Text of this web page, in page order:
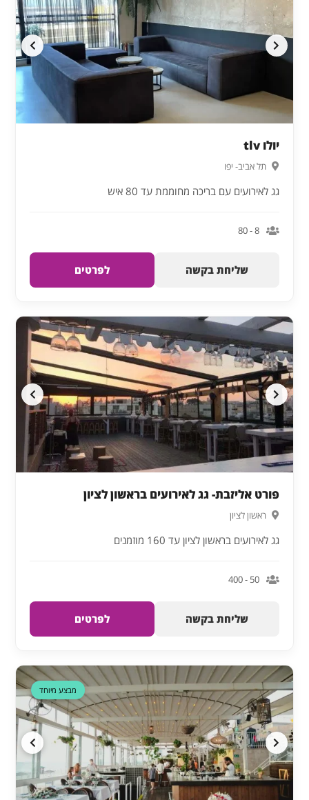
יולו tlv
תל אביב- יפו
גג לאירועים עם בריכה מחוממת עד 80 איש
8 - 80
שליחת בקשה לפרטים
פורט אליזבת- גג לאירועים בראשון לציון
ראשון לציון
גג לאירועים בראשון לציון עד 160 מוזמנים
50 - 400
שליחת בקשה לפרטים
דקה 90
מבצע מיוחד